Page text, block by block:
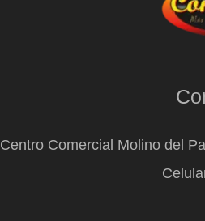
Centro Comercial Molino del